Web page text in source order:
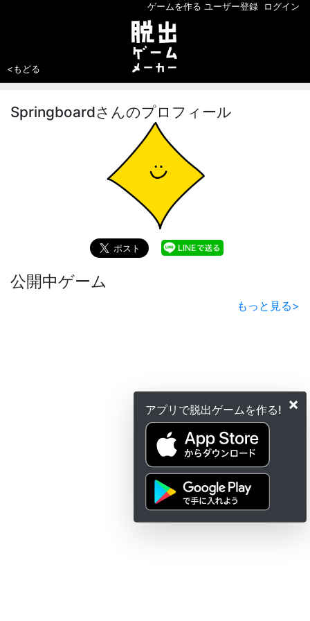
×
アプリで脱出ゲームを作る!
ゲームを作る ユーザー登録 ログイン
<もどる
Springboardさんのプロフィール
公開中ゲーム
もっと見る>